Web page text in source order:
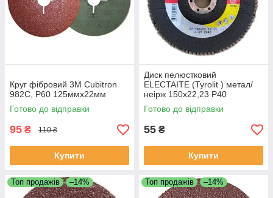
Круг фібровий 3М Cubitron
982C, P60 125ммх22мм
Готово до відправки
95 ₴ 110 ₴
Купити
Диск пелюстковий
ELECTAITE (Tyrolit ) метал/
неірж 150х22,23 P40
Готово до відправки
55 ₴
Купити
Топ продажів –14% Топ продажів –14%